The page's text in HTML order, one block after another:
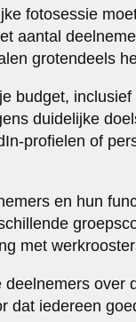
fotosessie
aantal
grotendeels
budget,
duidelijke
profielen of
en hun
met
dat iedereen